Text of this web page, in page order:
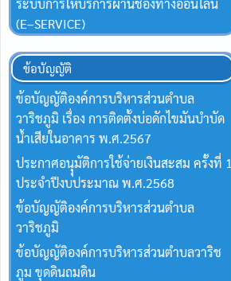
ระบบการให้บริการผ่านช่องทางออนไลน์
(E–SERVICE)
ข้อบัญญัติ
ข้อบัญญัติองค์การบริหารส่วนตำบล
วาริชภูมิ เรื่อง การติดตั้งบ่อดักไขมันบำบัด
น้ำเสียในอาคาร พ.ศ.2567
ประกาศอนุุมัติการใช้จ่ายเงินสะสม ครั้งที่ 1
ประจำปีงบประมาณ พ.ศ.2568
ข้อบัญญัติองค์การบริหารส่วนตำบล
วาริชภูมิ
ข้อบัญญัติองค์การบริหารส่วนตำบลวาริช
ภูม ขุดดินถมดิน